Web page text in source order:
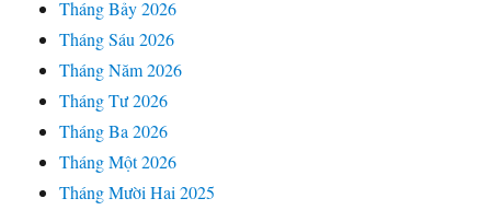
Tháng Bảy 2026
Tháng Sáu 2026
Tháng Năm 2026
Tháng Tư 2026
Tháng Ba 2026
Tháng Một 2026
Tháng Mười Hai 2025